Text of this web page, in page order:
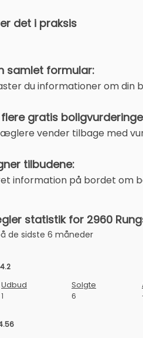
det i praksis
samlet formular:
du informationer om din
gratis
vender tilbage med
tilbudene:
information på bordet om
statistik for 2960
de sidste 6 måneder
Udbud Solgte
1 6